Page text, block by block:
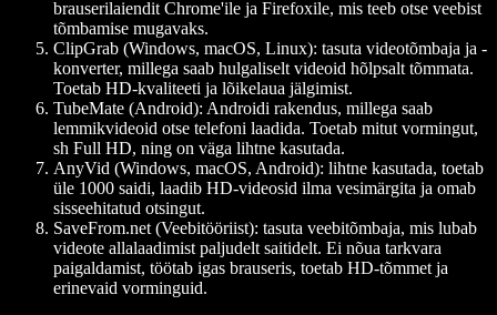
brauserilaiendit Chrome'ile ja Firefoxile, mis teeb otse veebist
tõmbamise mugavaks.
ClipGrab (Windows, macOS, Linux): tasuta videotõmbaja ja -
konverter, millega saab hulgaliselt videoid hõlpsalt tõmmata.
Toetab HD-kvaliteeti ja lõikelaua jälgimist.
TubeMate (Android): Androidi rakendus, millega saab
lemmikvideoid otse telefoni laadida. Toetab mitut vormingut,
sh Full HD, ning on väga lihtne kasutada.
AnyVid (Windows, macOS, Android): lihtne kasutada, toetab
üle 1000 saidi, laadib HD-videosid ilma vesimärgita ja omab
sisseehitatud otsingut.
SaveFrom.net (Veebitööriist): tasuta veebitõmbaja, mis lubab
videote allalaadimist paljudelt saitidelt. Ei nõua tarkvara
paigaldamist, töötab igas brauseris, toetab HD-tõmmet ja
erinevaid vorminguid.